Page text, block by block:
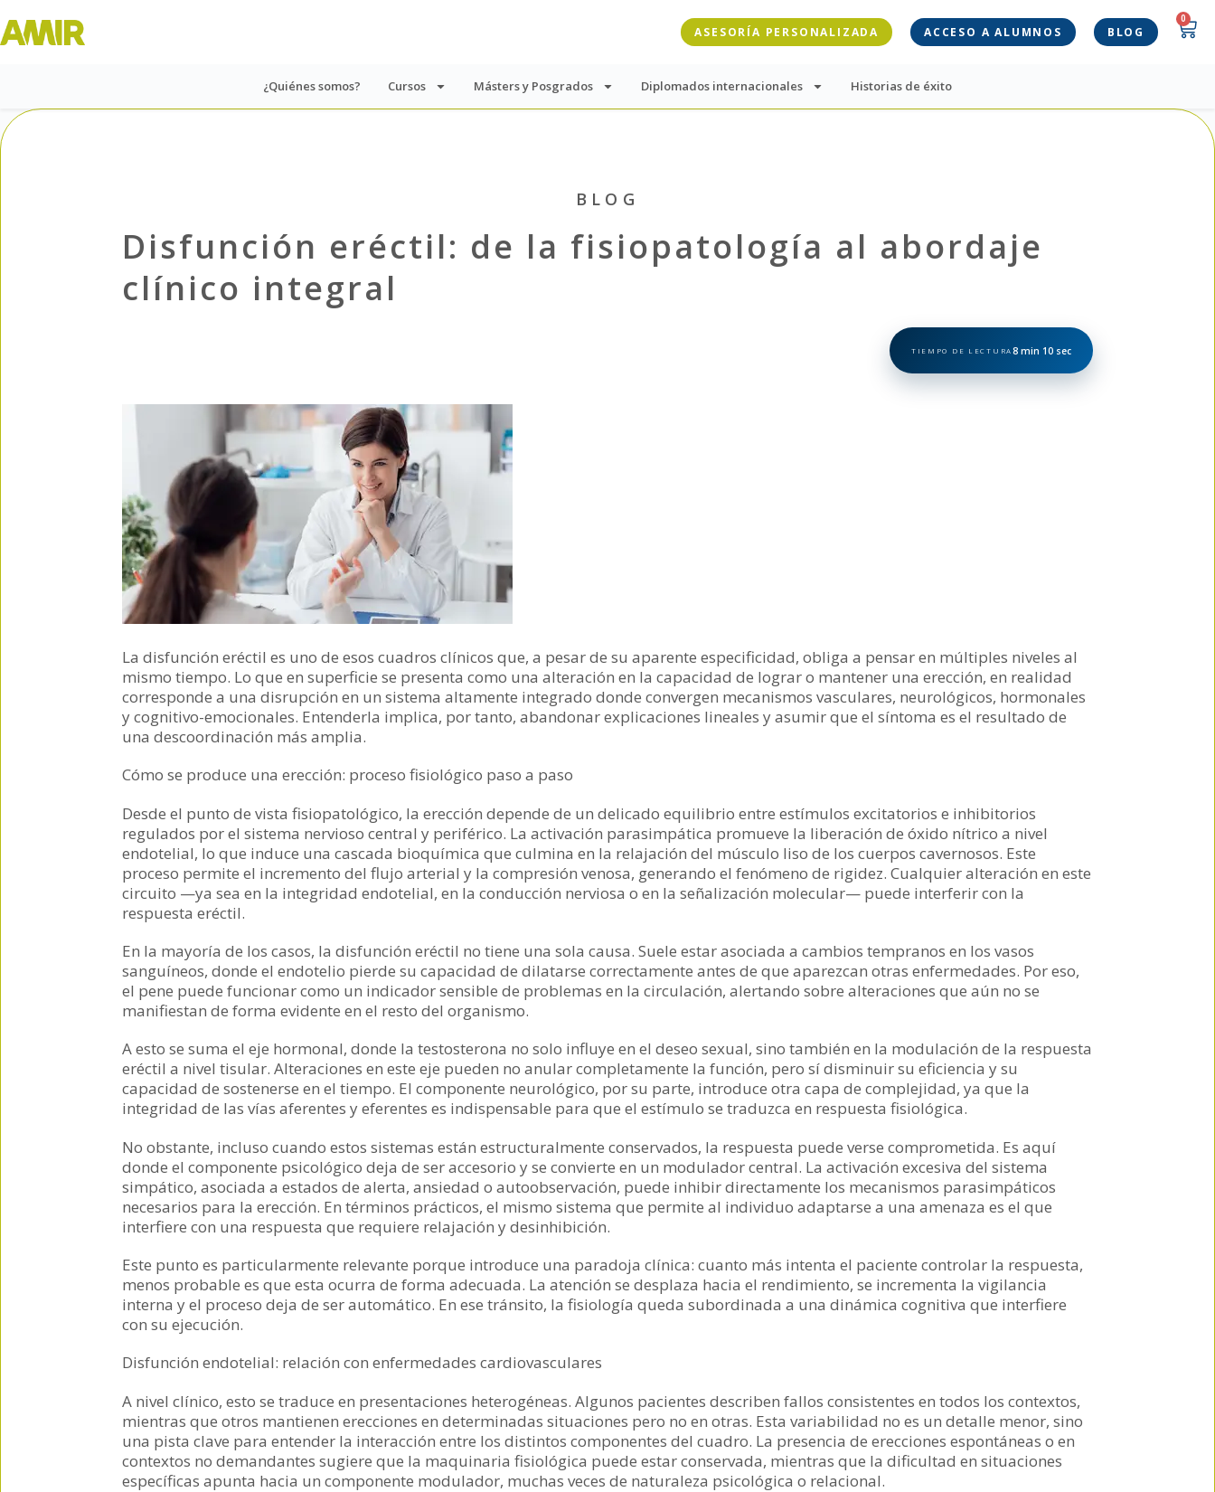
ASESORÍA PERSONALIZADA ACCESO A ALUMNOS BLOG
0
¿Quiénes somos? Cursos Másters y Posgrados Diplomados internacionales Historias de éxito
BLOG
Disfunción eréctil: de la fisiopatología al abordaje
clínico integral
TIEMPO DE LECTURA8 min 10 sec
La disfunción eréctil es uno de esos cuadros clínicos que, a pesar de su aparente especificidad, obliga a pensar en múltiples niveles al
mismo tiempo. Lo que en superficie se presenta como una alteración en la capacidad de lograr o mantener una erección, en realidad
corresponde a una disrupción en un sistema altamente integrado donde convergen mecanismos vasculares, neurológicos, hormonales
y cognitivo-emocionales. Entenderla implica, por tanto, abandonar explicaciones lineales y asumir que el síntoma es el resultado de
una descoordinación más amplia.
Cómo se produce una erección: proceso fisiológico paso a paso
Desde el punto de vista fisiopatológico, la erección depende de un delicado equilibrio entre estímulos excitatorios e inhibitorios
regulados por el sistema nervioso central y periférico. La activación parasimpática promueve la liberación de óxido nítrico a nivel
endotelial, lo que induce una cascada bioquímica que culmina en la relajación del músculo liso de los cuerpos cavernosos. Este
proceso permite el incremento del flujo arterial y la compresión venosa, generando el fenómeno de rigidez. Cualquier alteración en este
circuito —ya sea en la integridad endotelial, en la conducción nerviosa o en la señalización molecular— puede interferir con la
respuesta eréctil.
En la mayoría de los casos, la disfunción eréctil no tiene una sola causa. Suele estar asociada a cambios tempranos en los vasos
sanguíneos, donde el endotelio pierde su capacidad de dilatarse correctamente antes de que aparezcan otras enfermedades. Por eso,
el pene puede funcionar como un indicador sensible de problemas en la circulación, alertando sobre alteraciones que aún no se
manifiestan de forma evidente en el resto del organismo.
A esto se suma el eje hormonal, donde la testosterona no solo influye en el deseo sexual, sino también en la modulación de la respuesta
eréctil a nivel tisular. Alteraciones en este eje pueden no anular completamente la función, pero sí disminuir su eficiencia y su
capacidad de sostenerse en el tiempo. El componente neurológico, por su parte, introduce otra capa de complejidad, ya que la
integridad de las vías aferentes y eferentes es indispensable para que el estímulo se traduzca en respuesta fisiológica.
No obstante, incluso cuando estos sistemas están estructuralmente conservados, la respuesta puede verse comprometida. Es aquí
donde el componente psicológico deja de ser accesorio y se convierte en un modulador central. La activación excesiva del sistema
simpático, asociada a estados de alerta, ansiedad o autoobservación, puede inhibir directamente los mecanismos parasimpáticos
necesarios para la erección. En términos prácticos, el mismo sistema que permite al individuo adaptarse a una amenaza es el que
interfiere con una respuesta que requiere relajación y desinhibición.
Este punto es particularmente relevante porque introduce una paradoja clínica: cuanto más intenta el paciente controlar la respuesta,
menos probable es que esta ocurra de forma adecuada. La atención se desplaza hacia el rendimiento, se incrementa la vigilancia
interna y el proceso deja de ser automático. En ese tránsito, la fisiología queda subordinada a una dinámica cognitiva que interfiere
con su ejecución.
Disfunción endotelial: relación con enfermedades cardiovasculares
A nivel clínico, esto se traduce en presentaciones heterogéneas. Algunos pacientes describen fallos consistentes en todos los contextos,
mientras que otros mantienen erecciones en determinadas situaciones pero no en otras. Esta variabilidad no es un detalle menor, sino
una pista clave para entender la interacción entre los distintos componentes del cuadro. La presencia de erecciones espontáneas o en
contextos no demandantes sugiere que la maquinaria fisiológica puede estar conservada, mientras que la dificultad en situaciones
específicas apunta hacia un componente modulador, muchas veces de naturaleza psicológica o relacional.